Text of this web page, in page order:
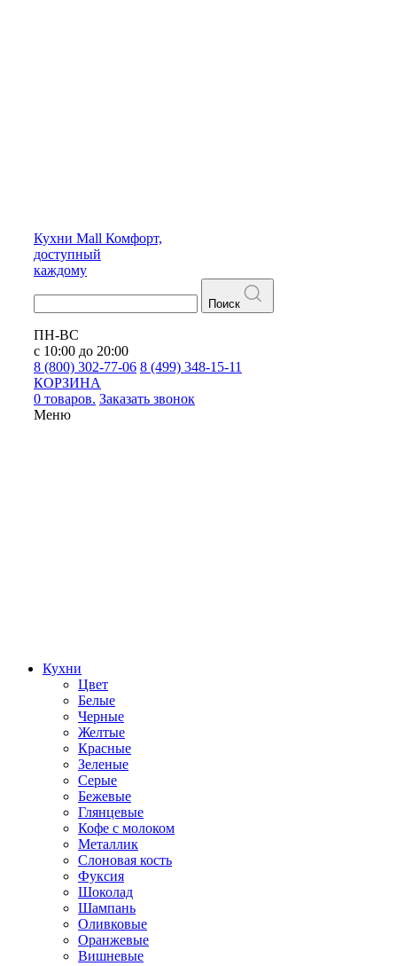
Кухни Mall Комфорт,
доступный
каждому
Поиск
ПН-ВС
с 10:00 до 20:00
8 (800) 302-77-06 8 (499) 348-15-11
КОРЗИНА
0 товаров. Заказать звонок
Меню
Кухни
Цвет
Белые
Черные
Желтые
Красные
Зеленые
Серые
Бежевые
Глянцевые
Кофе с молоком
Металлик
Слоновая кость
Фуксия
Шоколад
Шампань
Оливковые
Оранжевые
Вишневые